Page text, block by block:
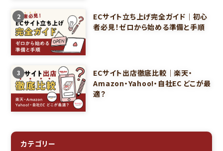
2
ECサイト立ち上げ完全ガイド｜初心
者必見！ゼロから始める準備と手順
3
ECサイト出店徹底比較｜楽天・
Amazon・Yahoo!・自社EC どこが最
適？
カテゴリー